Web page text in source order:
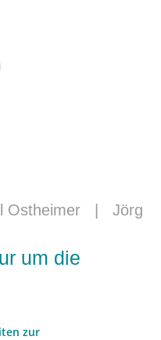
Ostheimer
Jörg
um die
zur